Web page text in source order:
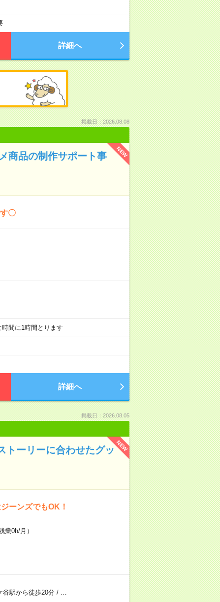
詳細へ
掲載日：2026.08.08
NEW
商品の制作サポート事
〇
間に1時間とります
詳細へ
掲載日：2026.08.05
NEW
トーリーに合わせたグッ
ーンズでもOK！
0h/月）
谷駅から徒歩20分/